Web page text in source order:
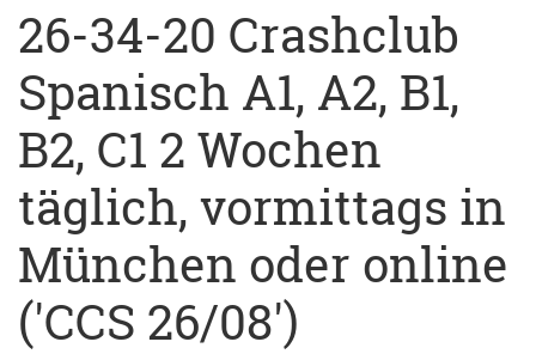
26-34-20 Crashclub
Spanisch A1, A2, B1,
B2, C1 2 Wochen
täglich, vormittags in
München oder online
('CCS 26/08')